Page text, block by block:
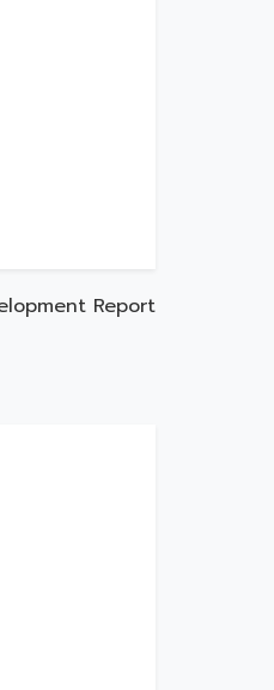
Report